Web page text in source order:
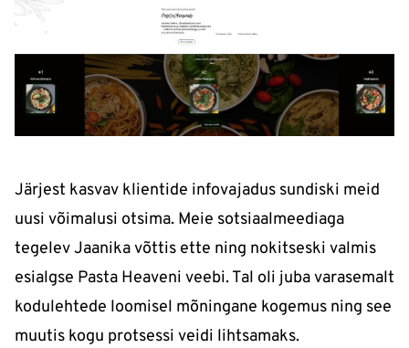
Järjest kasvav klientide infovajadus sundiski meid
uusi võimalusi otsima. Meie sotsiaalmeediaga
tegelev Jaanika võttis ette ning nokitseski valmis
esialgse Pasta Heaveni veebi. Tal oli juba varasemalt
kodulehtede loomisel mõningane kogemus ning see
muutis kogu protsessi veidi lihtsamaks.